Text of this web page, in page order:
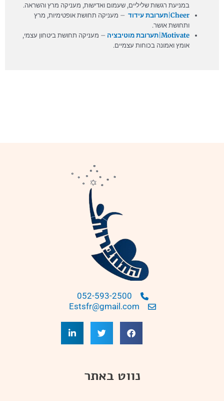
במניעת רגשות שליליים, שעמום ואדישות, מעניקה מרץ והשראה.
Cheer תערובת עידוד – מעניקה תחושת אופטימיות, מרץ
ותחושת אושר.
Motivate תערובת מוטיבציה – מעניקה תחושת ביטחון עצמי,
אומץ ואמונה בכוחות עצמיים.
052-593-2500
Estsfr@gmail.com
נווט באתר